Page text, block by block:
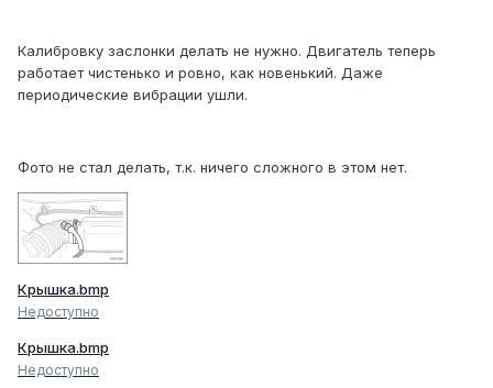
Калибровку заслонки делать не нужно. Двигатель теперь
работает чистенько и ровно, как новенький. Даже
периодические вибрации ушли.
Фото не стал делать, т.к. ничего сложного в этом нет.
Крышка.bmp
Недоступно
Крышка.bmp
Недоступно